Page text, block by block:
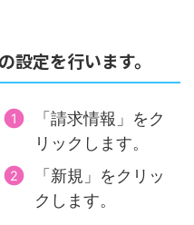
設定を行います。
「請求情報」をク
リックします。
「新規」をクリッ
クします。